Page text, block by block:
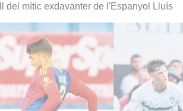
del mític exdavanter de l'Espanyol Lluís